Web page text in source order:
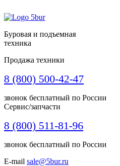
Буровая и подъемная
техника
Продажа техники
8 (800) 500-42-47
звонок бесплатный по России
Сервис/запчасти
8 (800) 511-81-96
звонок бесплатный по России
E-mail sale@5bur.ru